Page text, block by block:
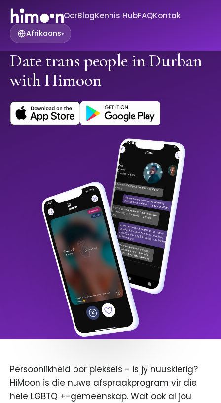
OorBlogKennis HubFAQKontak
Afrikaans▾
Date trans people in Durban
with Himoon
Persoonlikheid oor pieksels - is jy nuuskierig?
HiMoon is die nuwe afspraakprogram vir die
hele LGBTQ +-gemeenskap. Wat ook al jou